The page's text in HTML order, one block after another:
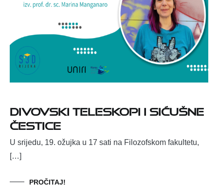
Divovski teleskopi i sićušne
čestice
U srijedu, 19. ožujka u 17 sati na Filozofskom fakultetu,
[…]
PROČITAJ!